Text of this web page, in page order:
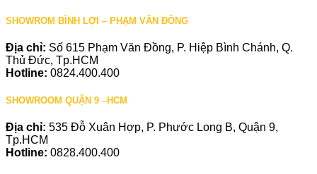
SHOWROM BÌNH LỢI – PHẠM VĂN ĐỒNG
Địa chỉ: Số 615 Phạm Văn Đồng, P. Hiệp Bình Chánh, Q.
Thủ Đức, Tp.HCM
Hotline: 0824.400.400
SHOWROOM QUẬN 9 –HCM
Địa chỉ: 535 Đỗ Xuân Hợp, P. Phước Long B, Quận 9,
Tp.HCM
Hotline: 0828.400.400